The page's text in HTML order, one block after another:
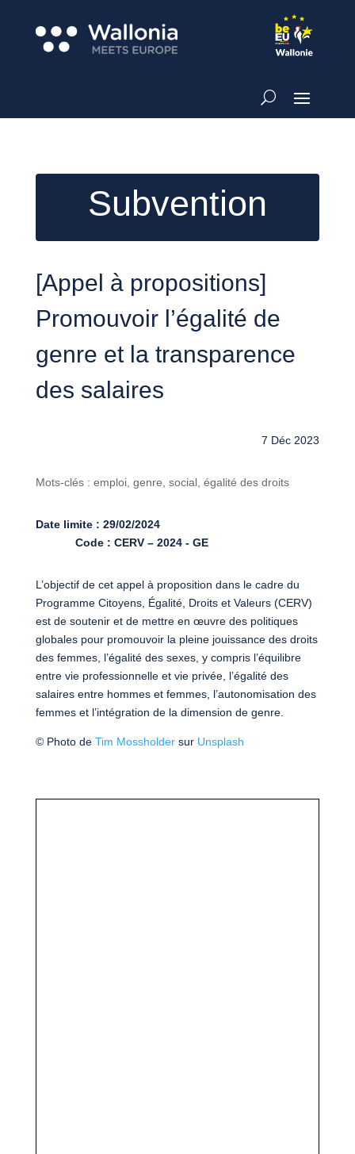
Subvention
[Appel à propositions]
Promouvoir l’égalité de
genre et la transparence
des salaires
7 Déc 2023
Mots-clés : emploi, genre, social, égalité des droits
Date limite : 29/02/2024
Code : CERV – 2024 - GE
L’objectif de cet appel à proposition dans le cadre du
Programme Citoyens, Égalité, Droits et Valeurs (CERV)
est de soutenir et de mettre en œuvre des politiques
globales pour promouvoir la pleine jouissance des droits
des femmes, l’égalité des sexes, y compris l’équilibre
entre vie professionnelle et vie privée, l’égalité des
salaires entre hommes et femmes, l’autonomisation des
femmes et l’intégration de la dimension de genre.
© Photo de Tim Mossholdersur Unsplash